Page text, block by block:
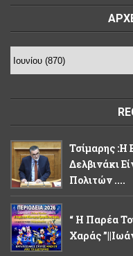
Τσίμαρης :Η
Δελβινάκι
Πολιτών ....
“ Η Παρέα
Χαράς